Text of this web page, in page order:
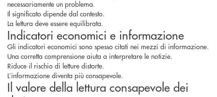
necessariamente un problema.
Il significato dipende dal contesto.
La lettura deve essere equilibrata.
Indicatori economici e informazione
Gli indicatori economici sono spesso citati nei mezzi di informazione.
Una corretta comprensione aiuta a interpretare le notizie.
Riduce il rischio di letture distorte.
L’informazione diventa più consapevole.
Il valore della lettura consapevole dei